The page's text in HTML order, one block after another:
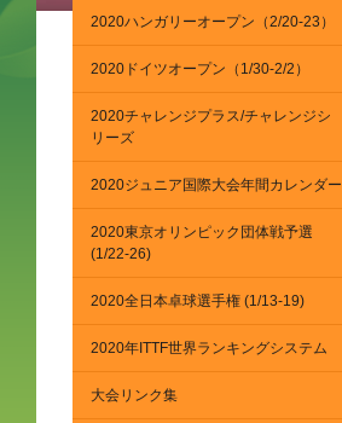
2020ハンガリーオープン（2/20-23）
2020ドイツオープン（1/30-2/2）
2020チャレンジプラス/チャレンジシ
リーズ
2020ジュニア国際大会年間カレンダー
2020東京オリンピック団体戦予選
(1/22-26)
2020全日本卓球選手権 (1/13-19)
2020年ITTF世界ランキングシステム
大会リンク集